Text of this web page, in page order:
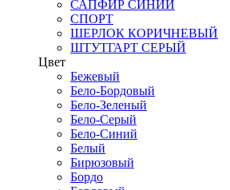
САПФИР СИНИЙ
СПОРТ
ШЕРЛОК КОРИЧНЕВЫЙ
ШТУТГАРТ СЕРЫЙ
Цвет
Бежевый
Бело-Бордовый
Бело-Зеленый
Бело-Серый
Бело-Синий
Белый
Бирюзовый
Бордо